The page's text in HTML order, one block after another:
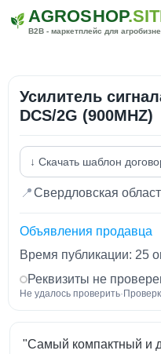
AGROSHOP
B2B - маркетплейс для
Усилитель
DCS/2G (900MHZ)
↓ Скачать шаблон
📍Свердловская
Объявления продавца
Время публикации: 25
Реквизиты не
Не удалось проверить·
"Самый компактный и